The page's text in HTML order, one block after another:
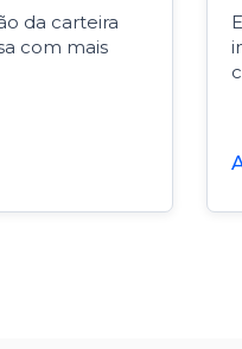
da carteira
com mais